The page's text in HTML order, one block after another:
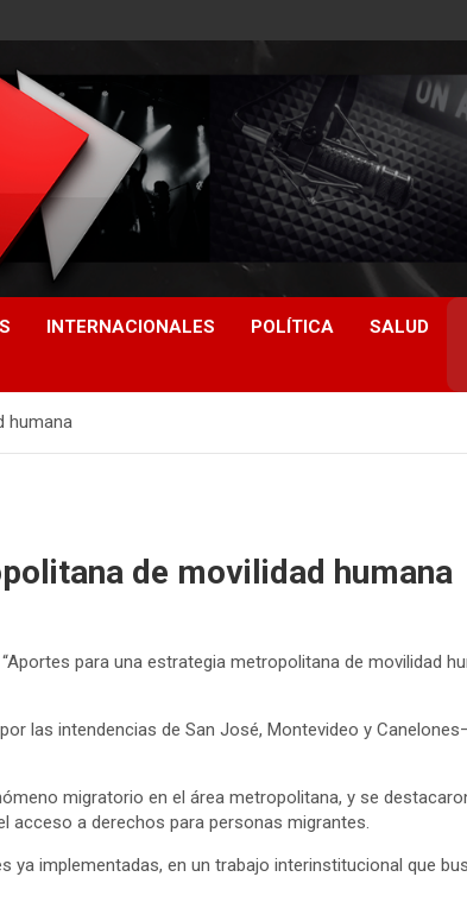
INTERNACIONALES POLÍTICA SALUD
humana
de movilidad humana
para una estrategia metropolitana de movilidad
las intendencias de San José, Montevideo y
migratorio en el área metropolitana, y se
acceso a derechos para personas migrantes.
implementadas, en un trabajo interinstitucional que